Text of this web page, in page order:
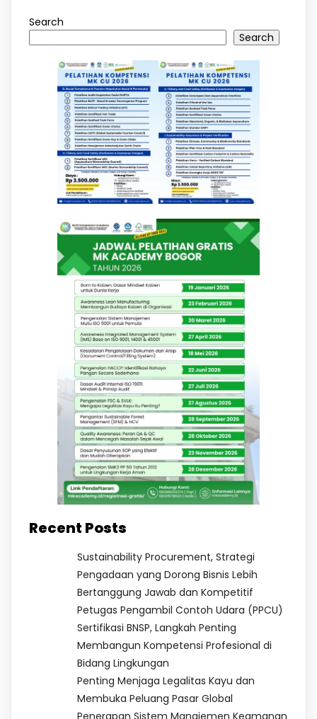
Search
Search
Recent Posts
Sustainability Procurement, Strategi
Pengadaan yang Dorong Bisnis Lebih
Bertanggung Jawab dan Kompetitif
Petugas Pengambil Contoh Udara (PPCU)
Sertifikasi BNSP, Langkah Penting
Membangun Kompetensi Profesional di
Bidang Lingkungan
Penting Menjaga Legalitas Kayu dan
Membuka Peluang Pasar Global
Penerapan Sistem Manajemen Keamanan